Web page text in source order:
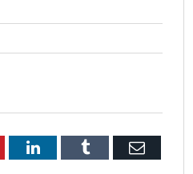
LinkedInTumblr Email